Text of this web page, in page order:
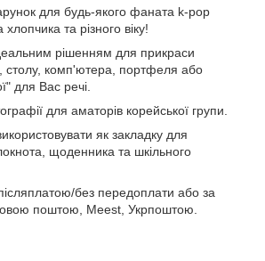
для будь-якого фаната k-pop
та різного віку!
рішенням для прикраси
столу, комп'ютера, портфеля або
для Вас речі.
для аматорів корейської групи.
як закладку для
щоденника та шкільного
без передоплати або за
поштою, Meest, Укрпоштою.